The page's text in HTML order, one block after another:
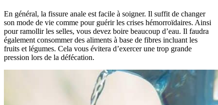
En général, la fissure anale est facile à soigner. Il suffit de changer
son mode de vie comme pour guérir les crises hémorroïdaires. Ainsi
pour ramollir les selles, vous devez boire beaucoup d’eau. Il faudra
également consommer des aliments à base de fibres incluant les
fruits et légumes. Cela vous évitera d’exercer une trop grande
pression lors de la défécation.